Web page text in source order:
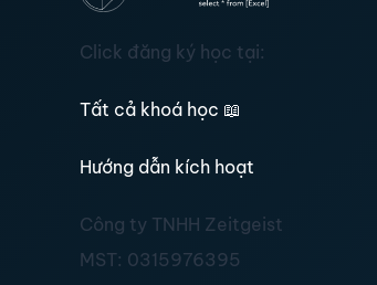
Click đăng ký học tại:
Tất cả khoá học 📖
Hướng dẫn kích hoạt
Công ty TNHH Zeitgeist
MST: 0315976395